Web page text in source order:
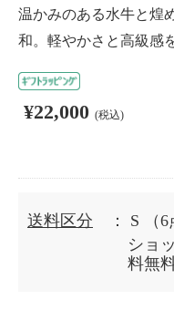
温かみのある水牛と煌
和。軽やかさと高級感
¥22,000 (税込)
送料区分 ： S
（
ショ
料無